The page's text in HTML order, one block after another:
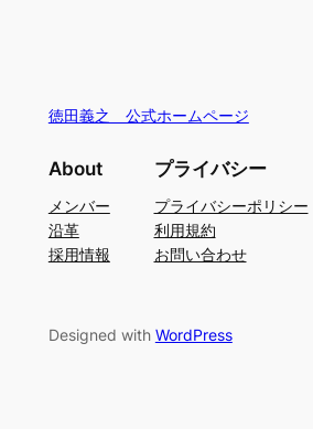
徳田義之 公式ホームページ
About
メンバー
沿革
採用情報
プライバシー
プライバシーポリシー
利用規約
お問い合わせ
Designed with WordPress